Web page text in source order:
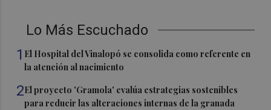
Lo Más Escuchado
1 El Hospital del Vinalopó se consolida como referente en
la atención al nacimiento
2El proyecto 'Gramola' evalúa estrategias sostenibles
para reducir las alteraciones internas de la granada